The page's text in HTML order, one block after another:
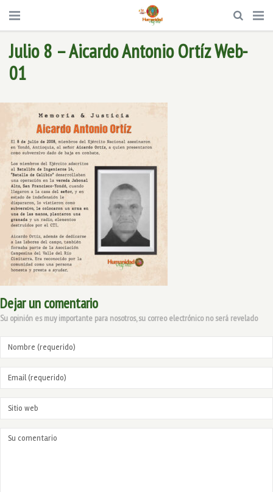
Julio 8 – Aicardo Antonio Ortíz Web-
01
Dejar un comentario
Su opinión es muy importante para nosotros, su correo electrónico no será revelado